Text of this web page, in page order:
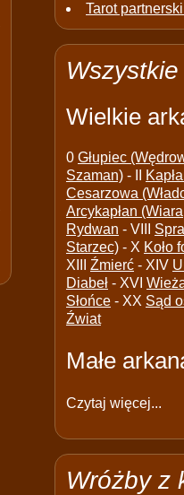
Tarot
Wielkie
0 Głupiec
Szaman) - II
Cesarzowa
Arcykapłan
Rydwan - VIII
Starzec) - X Koło
XIII Źmierć - XIV
Diabeł - XVI
Słońce - XX Sąd
Źwiat
Małe
Czytaj więcej...
Wróżby z